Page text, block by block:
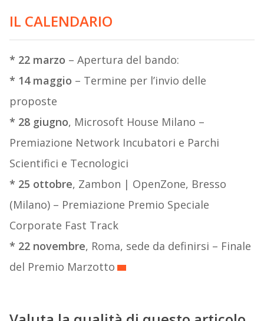
IL CALENDARIO
* 22 marzo – Apertura del bando:
* 14 maggio – Termine per l’invio delle
proposte
* 28 giugno, Microsoft House Milano –
Premiazione Network Incubatori e Parchi
Scientifici e Tecnologici
* 25 ottobre, Zambon | OpenZone, Bresso
(Milano) – Premiazione Premio Speciale
Corporate Fast Track
* 22 novembre, Roma, sede da definirsi – Finale
del Premio Marzotto